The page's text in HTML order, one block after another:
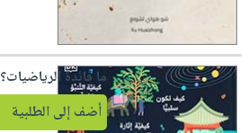
ما فائدة الرياضيات؟
أضف إلى الطلبية